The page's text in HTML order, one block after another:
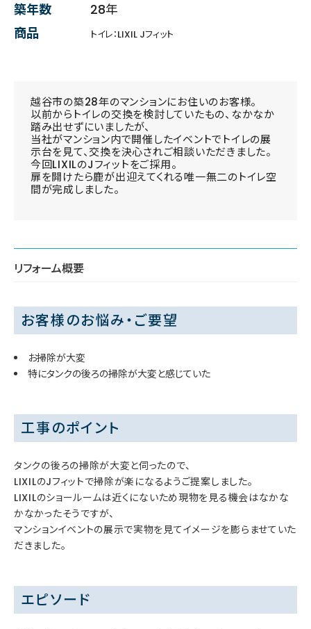
築年数
28年
商品
トイレ：LIXIL Jフィット
越谷市の築28年のマンションにお住いのお客様。
以前からトイレの交換を検討していたもの、なかなか
踏み出せずにいましたが、
当社がマンション内で開催したイベントでトイレの展
示台を見て、交換を決心されご相談いただきました。
今回LIXILのJフィットをご採用。
扉を開けたら鹿が出迎えてくれる唯一無二のトイレ空
間が完成しました。
リフォーム概要
お客様のお悩み・ご要望
お掃除が大変
特にタンクの後ろの掃除が大変と感じていた
工事のポイント
タンクの後ろの掃除が大変と伺ったので、
LIXILのJフィットで掃除が楽になるようご提案しました。
LIXILのショールームは近くにないため現物を見る機会はなかな
かなかったそうですが、
マンションイベントの展示で実物を見てイメージを膨らませていた
だきました。
エピソード